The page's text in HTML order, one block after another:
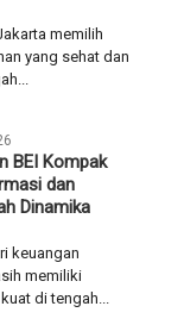
memilih
yang sehat dan
BEI Kompak
dan
Dinamika
keuangan
memiliki
di tengah...